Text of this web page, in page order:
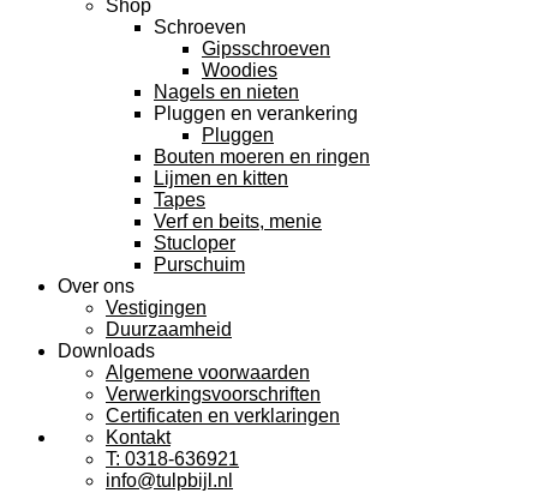
Shop
Schroeven
Gipsschroeven
Woodies
Nagels en nieten
Pluggen en verankering
Pluggen
Bouten moeren en ringen
Lijmen en kitten
Tapes
Verf en beits, menie
Stucloper
Purschuim
Over ons
Vestigingen
Duurzaamheid
Downloads
Algemene voorwaarden
Verwerkingsvoorschriften
Certificaten en verklaringen
Kontakt
T: 0318-636921
info@tulpbijl.nl